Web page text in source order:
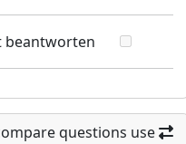
beantworten
questions use